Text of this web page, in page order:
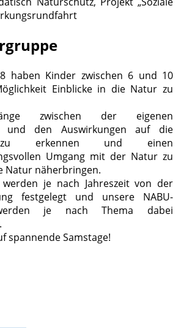
haben Kinder zwischen 6 und 10
Einblicke in die Natur zu
zwischen der eigenen
und den Auswirkungen auf die
erkennen und einen
Umgang mit der Natur zu
Natur näherbringen.
werden je nach Jahreszeit von der
festgelegt und unsere NABU-
je nach Thema dabei
spannende Samstage!